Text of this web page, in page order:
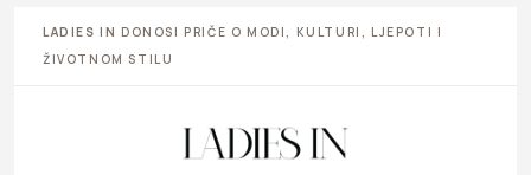
LADIES IN DONOSI PRIČE O MODI, KULTURI, LJEPOTI I
ŽIVOTNOM STILU